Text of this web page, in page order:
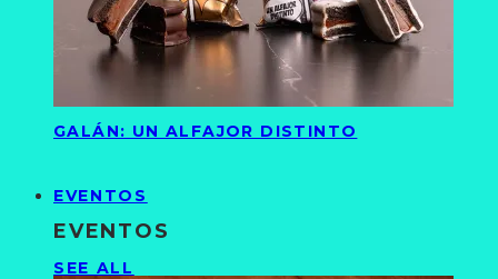
GALÁN: UN ALFAJOR DISTINTO
EVENTOS
EVENTOS
SEE ALL